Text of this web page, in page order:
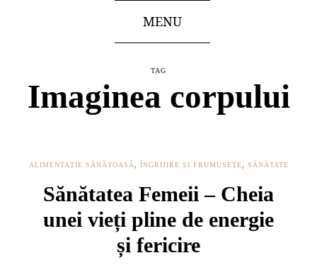
MENU
TAG
Imaginea corpului
ALIMENTAȚIE SĂNĂTOASĂ ÎNGRIJIRE ȘI FRUMUSEȚE SĂNĂTATE
Sănătatea Femeii – Cheia
unei vieți pline de energie
și fericire